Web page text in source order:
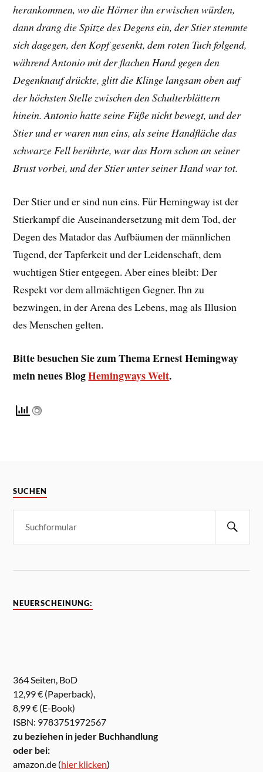
herankommen, wo die Hörner ihn erwischen würden,
dann drang die Spitze des Degens ein, der Stier stemmte
sich dagegen, den Kopf gesenkt, dem roten Tuch folgend,
während Antonio mit der flachen Hand gegen den
Degenknauf drückte, glitt die Klinge langsam oben auf
der höchsten Stelle zwischen den Schulterblättern
hinein. Antonio hatte seine Füße nicht bewegt, und der
Stier und er waren nun eins, als seine Handfläche das
schwarze Fell berührte, war das Horn schon an seiner
Brust vorbei, und der Stier unter seiner Hand war tot.
Der Stier und er sind nun eins. Für Hemingway ist der
Stierkampf die Auseinandersetzung mit dem Tod, der
Degen des Matador das Aufbäumen der männlichen
Tugend, der Tapferkeit und der Leidenschaft, dem
wuchtigen Stier entgegen. Aber eines bleibt: Der
Respekt vor dem allmächtigen Gegner. Ihn zu
bezwingen, in der Arena des Lebens, mag als Illusion
des Menschen gelten.
Bitte besuchen Sie zum Thema Ernest Hemingway
mein neues BlogHemingways Welt.
SUCHEN
NEUERSCHEINUNG:
364 Seiten, BoD
12,99 € (Paperback),
8,99 € (E-Book)
ISBN: 9783751972567
zu beziehen in jeder Buchhandlung
oder bei:
amazon.de (hier klicken)